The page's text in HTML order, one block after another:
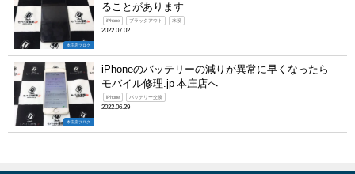
本庄店ブログ
ることがあります
iPhone ブラックアウト 水没
2022.07.02
本庄店ブログ
iPhoneのバッテリーの減りが異常に早くなったら
モバイル修理.jp 本庄店へ
iPhone バッテリー交換
2022.06.29